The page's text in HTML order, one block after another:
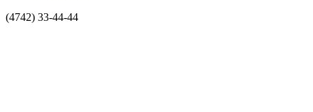
(4742) 33-44-44